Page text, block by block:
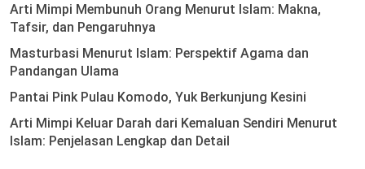
Arti Mimpi Membunuh Orang Menurut Islam: Makna,
Tafsir, dan Pengaruhnya
Masturbasi Menurut Islam: Perspektif Agama dan
Pandangan Ulama
Pantai Pink Pulau Komodo, Yuk Berkunjung Kesini
Arti Mimpi Keluar Darah dari Kemaluan Sendiri Menurut
Islam: Penjelasan Lengkap dan Detail